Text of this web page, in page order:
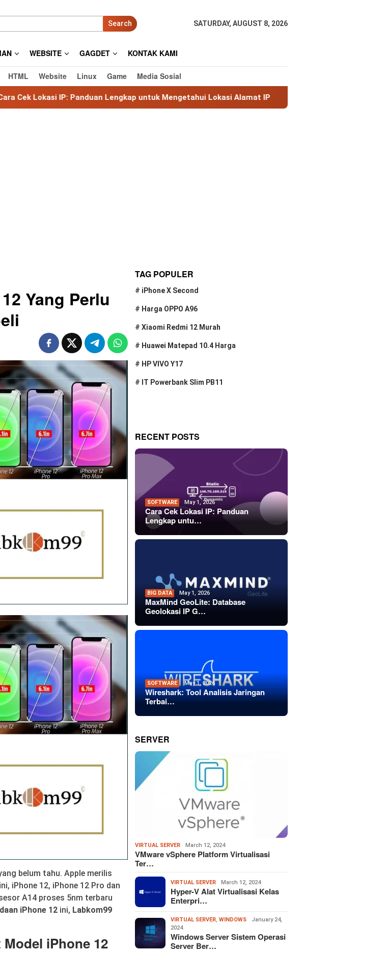
Search SATURDAY, AUGUST 8, 2026
WEBSITE GAGDET KONTAK KAMI
HTML Website Linux Game Media Sosial
Panduan Lengkap untuk Mengetahui Lokasi Alamat IP MaxMind GeoLite: Database Geolokasi
Yang Perlu
belum tahu. Apple merilis
iPhone 12, iPhone 12 Pro dan
A14 proses 5nm terbaru
iPhone 12 ini, Labkom99
iPhone 12
TAG POPULER
# iPhone X Second
# Harga OPPO A96
#Xiaomi Redmi 12 Murah
# Huawei Matepad 10.4 Harga
# HP VIVO Y17
# IT Powerbank Slim PB11
RECENT POSTS
SOFTWARE May 1, 2026
Cara Cek Lokasi IP: Panduan
Lengkap untu…
BIG DATA May 1, 2026
MaxMind GeoLite: Database
Geolokasi IP G…
SOFTWARE May 1, 2026
Wireshark: Tool Analisis Jaringan
Terbai…
SERVER
VIRTUAL SERVER March 12, 2024
VMware vSphere Platform Virtualisasi
Ter…
VIRTUAL SERVER March 12, 2024
Hyper-V Alat Virtualisasi Kelas
Enterpri…
VIRTUAL SERVER,WINDOWS
January 24,
2024
Windows Server Sistem Operasi
Server Ber…